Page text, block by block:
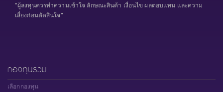
"ผู้ลงทุนควรทำความเข้าใจ ลักษณะสินค้า เงื่อนไข ผลตอบแทน และความ
เสี่ยงก่อนตัดสินใจ"
กองทุนรวม
เลือกกองทุน